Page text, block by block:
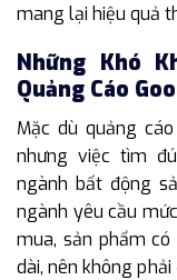
mang lại hiệu quả
Những Khó
Quảng Cáo
Mặc dù quảng
nhưng việc tìm
ngành bất động
ngành yêu cầu
mua, sản phẩm
dài, nên không